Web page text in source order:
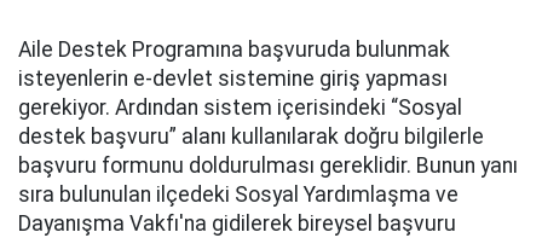
Aile Destek Programına başvuruda bulunmak
isteyenlerin e-devlet sistemine giriş yapması
gerekiyor. Ardından sistem içerisindeki “Sosyal
destek başvuru” alanı kullanılarak doğru bilgilerle
başvuru formunu doldurulması gereklidir. Bunun yanı
sıra bulunulan ilçedeki Sosyal Yardımlaşma ve
Dayanışma Vakfı'na gidilerek bireysel başvuru